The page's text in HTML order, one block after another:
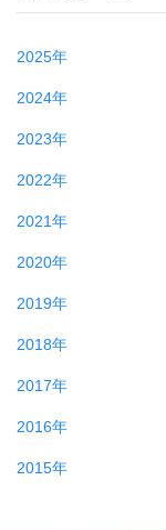
2025年
2024年
2023年
2022年
2021年
2020年
2019年
2018年
2017年
2016年
2015年